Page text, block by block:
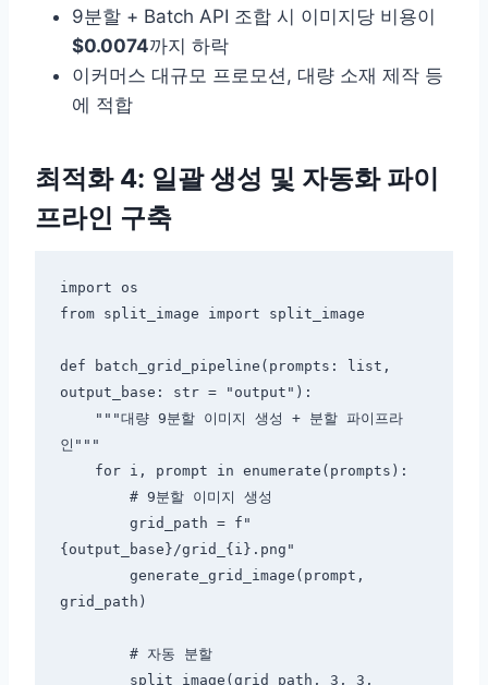
9분할 + Batch API 조합 시 이미지당 비용이
$0.0074까지 하락
이커머스 대규모 프로모션, 대량 소재 제작 등
에 적합
최적화 4: 일괄 생성 및 자동화 파이
프라인 구축
import os
from split_image import split_image
def batch_grid_pipeline(prompts: list,
output_base: str = "output"):
인"""
{output_base}/grid_{i}.png"
grid_path)